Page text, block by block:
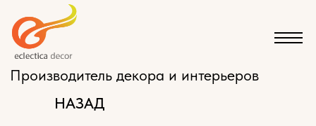
НАЗАД
Производитель декора и интерьеров